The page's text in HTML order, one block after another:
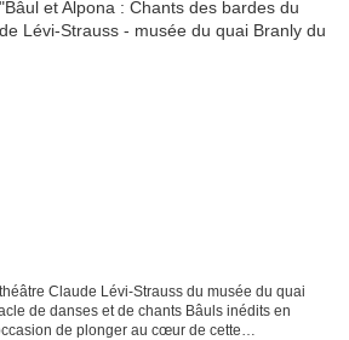
Claude Lévi-Strauss du musée du quai
de danses et de chants Bâuls inédits en
de plonger au cœur de cette